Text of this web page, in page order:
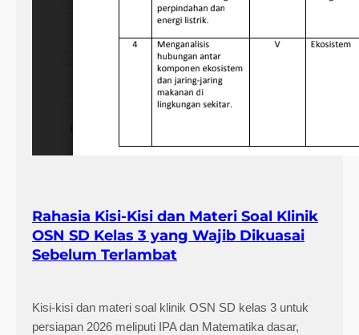
Rahasia Kisi-Kisi dan Materi Soal Klinik
OSN SD Kelas 3 yang Wajib Dikuasai
Sebelum Terlambat
Kisi-kisi dan materi soal klinik OSN SD kelas 3 untuk
persiapan 2026 meliputi IPA dan Matematika dasar,